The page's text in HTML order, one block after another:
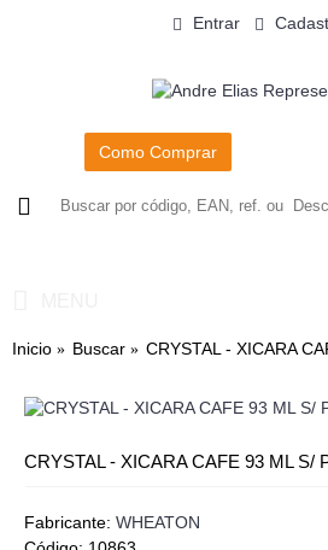
Entrar
Como Comprar
Inicio Buscar CRYSTAL - XICARA
CRYSTAL - XICARA CAFE 93 ML S/
Fabricante: WHEATON